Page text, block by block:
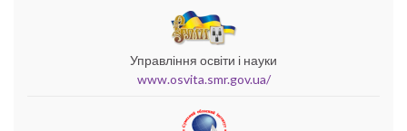
Управління освіти і науки
www.osvita.smr.gov.ua/